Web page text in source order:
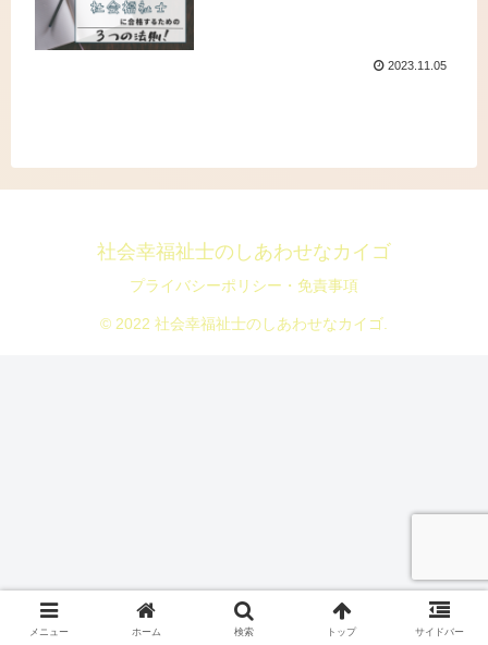
2023.11.05
社会幸福祉士のしあわせなカイゴ
プライバシーポリシー・免責事項
© 2022 社会幸福祉士のしあわせなカイゴ.
メニュー ホーム 検索 トップ サイドバー